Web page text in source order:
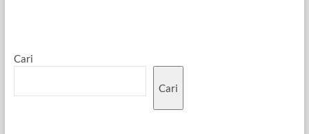
Cari
Cari